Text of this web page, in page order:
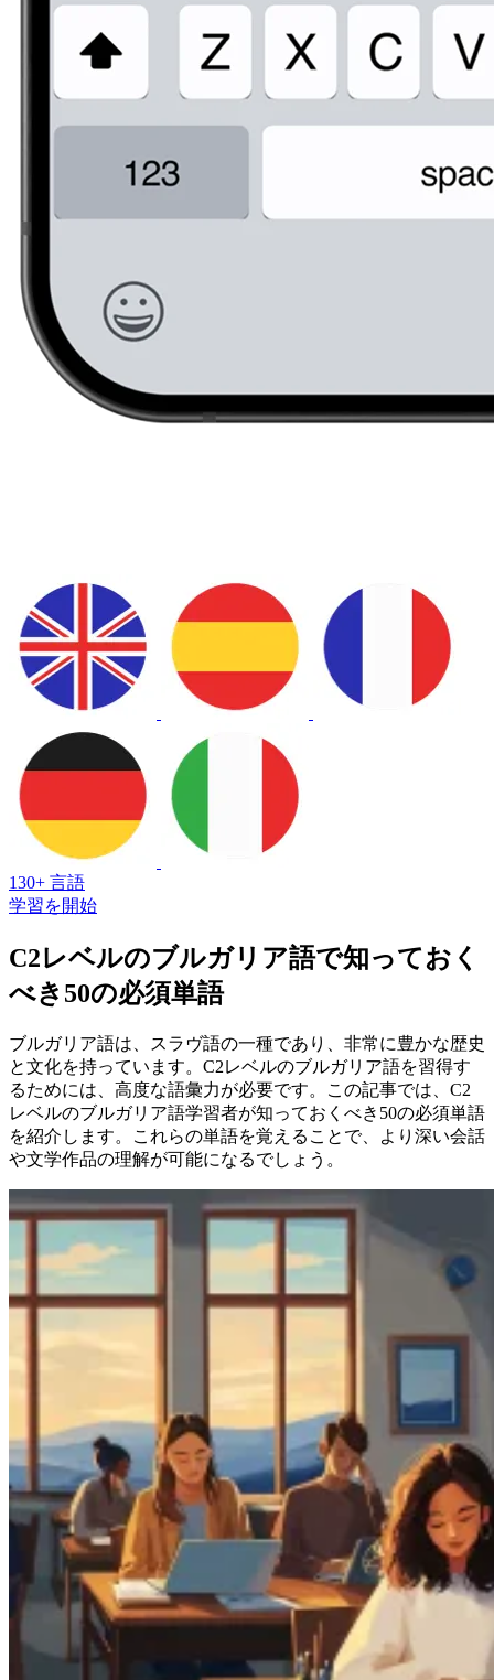
130+ 言語
学習を開始
C2レベルのブルガリア語で知っておく
べき50の必須単語
ブルガリア語は、スラヴ語の一種であり、非常に豊かな歴史
と文化を持っています。C2レベルのブルガリア語を習得す
るためには、高度な語彙力が必要です。この記事では、C2
レベルのブルガリア語学習者が知っておくべき50の必須単語
を紹介します。これらの単語を覚えることで、より深い会話
や文学作品の理解が可能になるでしょう。